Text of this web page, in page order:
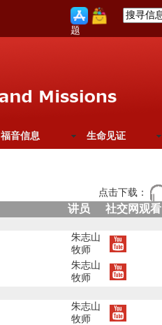
题
福音信息 生命见证
点击下载：
讲员 社交网观看
朱志山
牧师
朱志山
牧师
朱志山
牧师